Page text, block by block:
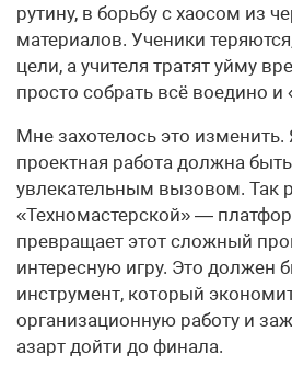
рутину, в борьбу с хаосом из
материалов. Ученики
цели, а учителя тратят уйму
просто собрать всё воедино и
Мне захотелось это изменить.
проектная работа должна
увлекательным вызовом. Так
«Техномастерской» —
превращает этот сложный
интересную игру. Это должен
инструмент, который
организационную работу и
азарт дойти до финала.